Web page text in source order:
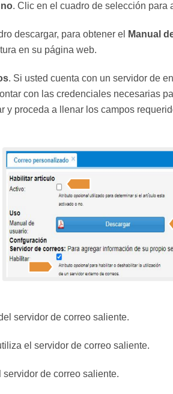
. Clic en el cuadro de selección para
descargar, para obtener el Manual
en su página web.
. Si usted cuenta con un servidor de
con las credenciales necesarias
y proceda a llenar los campos
servidor de correo saliente.
el servidor de correo saliente.
de correo saliente.